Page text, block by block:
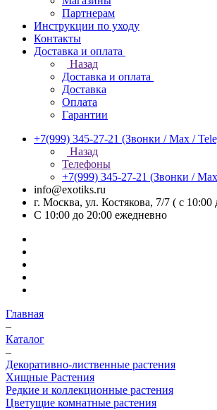
Партнерам
Инструкции по уходу
Контакты
Доставка и оплата
Назад
Доставка и оплата
Доставка
Оплата
Гарантии
+7(999) 345-27-21 (Звонки / Max /
Назад
Телефоны
+7(999) 345-27-21 (Звонки /
info@exotiks.ru
г. Москва, ул. Костякова, 7/7 ( с 10:00
С 10:00 до 20:00 ежедневно
Главная
–
Каталог
–
Декоративно-лиственные растения
Хищные Растения
Редкие и коллекционные растения
Цветущие комнатные растения